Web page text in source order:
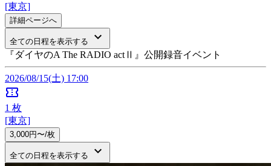
[東京]
詳細ページへ
全ての日程を表示する keyboard_arrow_down
『ダイヤのA The RADIO actⅡ』公開録音イベント
2026/08/15(土) 17:00
confirmation_number
1 枚
[東京]
3,000円〜/枚
全ての日程を表示する keyboard_arrow_down